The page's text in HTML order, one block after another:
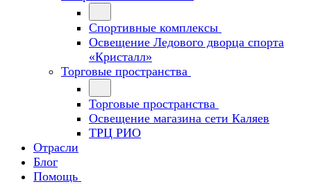
Спортивные комплексы
Освещение Ледового дворца спорта
«Кристалл»
Торговые пространства
Торговые пространства
Освещение магазина сети Каляев
ТРЦ РИО
Отрасли
Блог
Помощь